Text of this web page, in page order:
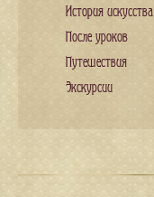
История искусства
После уроков
Путешествия
Экскурсии